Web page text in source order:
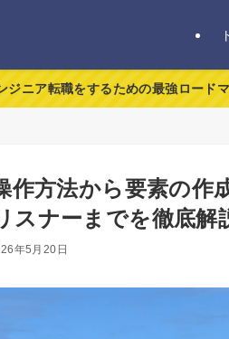
ジニア転職をするための最強ロード
方法から要素の作
スナーまでを徹底解
年5月20日